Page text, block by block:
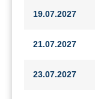
19.07.2027
21.07.2027
23.07.2027